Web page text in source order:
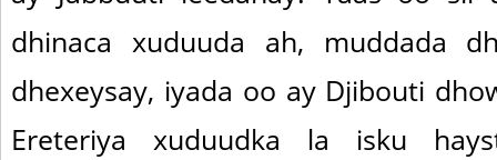
dhinaca xuduuda ah, muddada
dhexeysay, iyada oo ay Djibouti
Ereteriya xuduudka la isku